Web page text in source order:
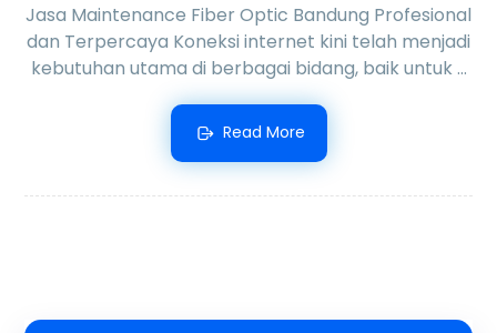
Jasa Maintenance Fiber Optic Bandung Profesional
dan Terpercaya Koneksi internet kini telah menjadi
kebutuhan utama di berbagai bidang, baik untuk ...
Read More